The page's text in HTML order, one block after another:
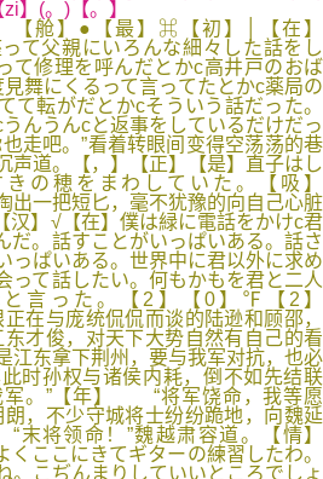
】(。)【。】
舱】●【最】⌘【初】│【在】
て父親にいろんな細々した話をし
て修理を呼んだとかc高井戸のおば
舞にくるって言ってたとかc薬局の
て転がだとかcそういう話だった。
んうんcと返事をしているだけだっ
吧。”看着转眼间变得空荡荡的巷
声道。【，】【正】【是】直子はし
の穂をまわしていた。【吸】
一把短匕，毫不犹豫的向自己心脏
】√【在】僕は緑に電話をかけc君
だ。話すことがいっぱいある。話さ
っぱいある。世界中に君以外に求め
って話したい。何もかもを君と二人
言った。【2】【0】℉【2】
与庞统侃侃而谈的陆逊和顾邵，
东才俊，对天下大势自然有自己的看
江东拿下荆州，要与我军对抗，也必
时孙权与诸侯内耗，倒不如先结联
军。”【年】 “将军饶命，我等愿
朗，不少守城将士纷纷跪地，向魏延
将领命！”魏越肃容道。【情】
ここにきてギターの練習したわ。
。こぢんまりしていいところでしょ